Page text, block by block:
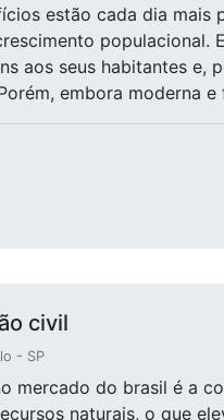
estão cada dia mais
populacional.
aos seus habitantes e,
embora moderna
civil
- SP
mercado do brasil é a
naturais, o que